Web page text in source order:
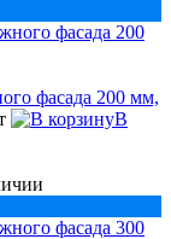
фасада 200 мм,
В